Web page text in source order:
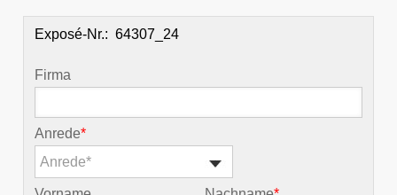
Exposé-Nr.:
Firma
Anrede*
Anrede*